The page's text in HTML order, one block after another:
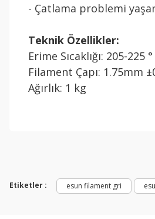
- Çatlama problemi
Teknik Özellikler:
Erime Sıcaklığı: 205-225 °
Filament Çapı: 1.75mm
Ağırlık: 1 kg
Ürün açıklamasında eksik
Ürün bilgilerinde hatalar
Etiketler : esun filament gri